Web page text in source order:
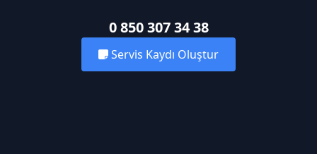
0 850 307 34 38
Servis Kaydı Oluştur